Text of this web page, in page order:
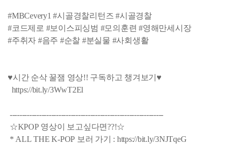
#MBCevery1 #시골경찰리턴즈 #시골경찰
#코드제로 #보이스피싱범 #모의훈련 #영해만세시장
#주취자 #음주 #순찰 #분실물 #사회생활
♥시간 순삭 꿀잼 영상!! 구독하고 챙겨보기♥
https://bit.ly/3WwT2El
---------------------------------------------------------------
☆KPOP 영상이 보고싶다면??!☆
* ALL THE K-POP 보러 가기 : https://bit.ly/3NJTqeG